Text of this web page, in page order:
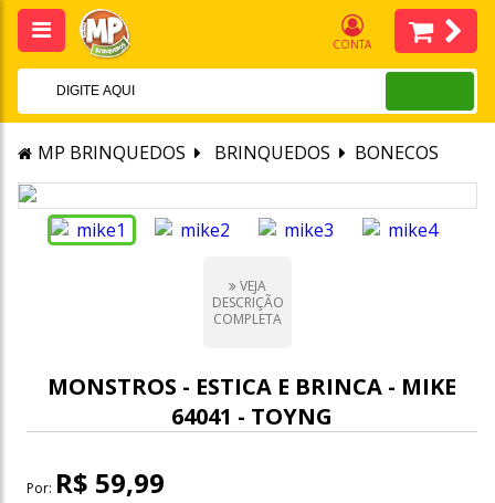
CONTA
MP BRINQUEDOS BRINQUEDOS BONECOS
VEJA
DESCRIÇÃO
COMPLETA
MONSTROS - ESTICA E BRINCA - MIKE
64041 - TOYNG
Por: R$ 59,99